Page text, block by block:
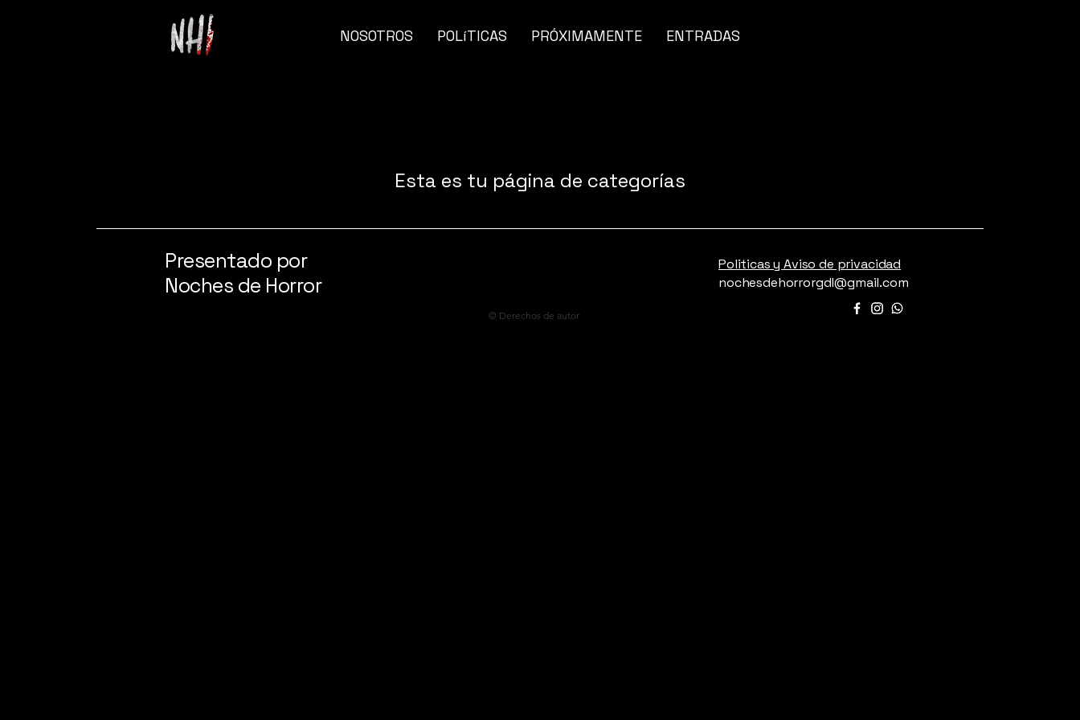
NOSOTROS POLíTICAS PRÓXIMAMENTE ENTRADAS
Esta es tu página de categorías
Presentado por
Noches de Horror
Politicas y Aviso de privacidad
nochesdehorrorgdl@gmail.com
© Derechos de autor